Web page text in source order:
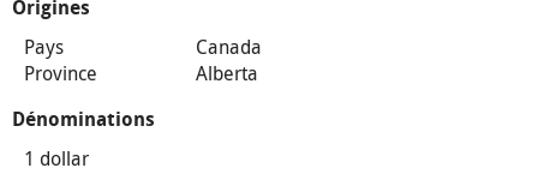
Origines
Pays
Canada
Province
Alberta
Dénominations
1 dollar